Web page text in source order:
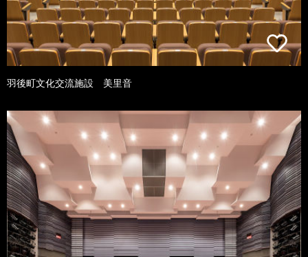
羽後町文化交流施設 美里音